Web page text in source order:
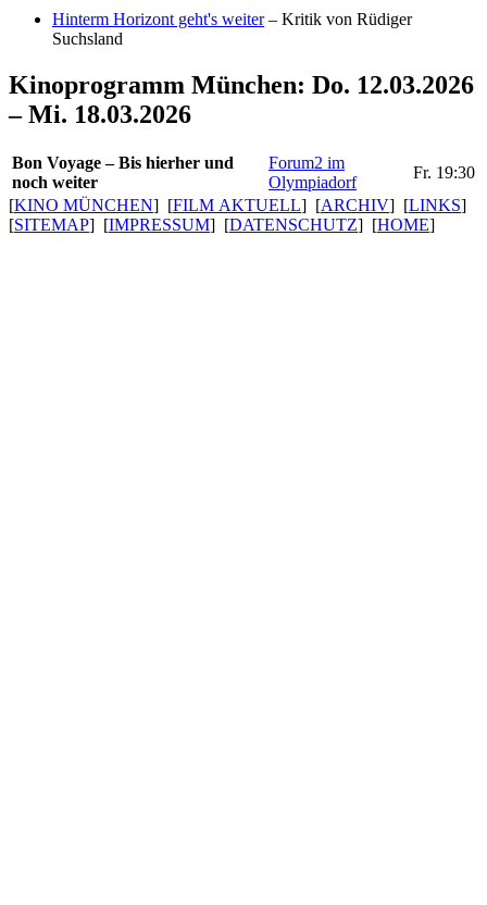
Hinterm Horizont geht's weiter– Kritik von Rüdiger
Suchsland
Kinoprogramm München: Do. 12.03.2026
– Mi. 18.03.2026
Bon Voyage – Bis hierher und
noch weiter
Forum2 im
Olympiadorf
Fr. 19:30
[KINO MÜNCHEN] [FILM AKTUELL] [ARCHIV] [LINKS]
[SITEMAP] [IMPRESSUM] [DATENSCHUTZ] [HOME]